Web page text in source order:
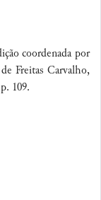
coordenada por
Freitas Carvalho,
109.